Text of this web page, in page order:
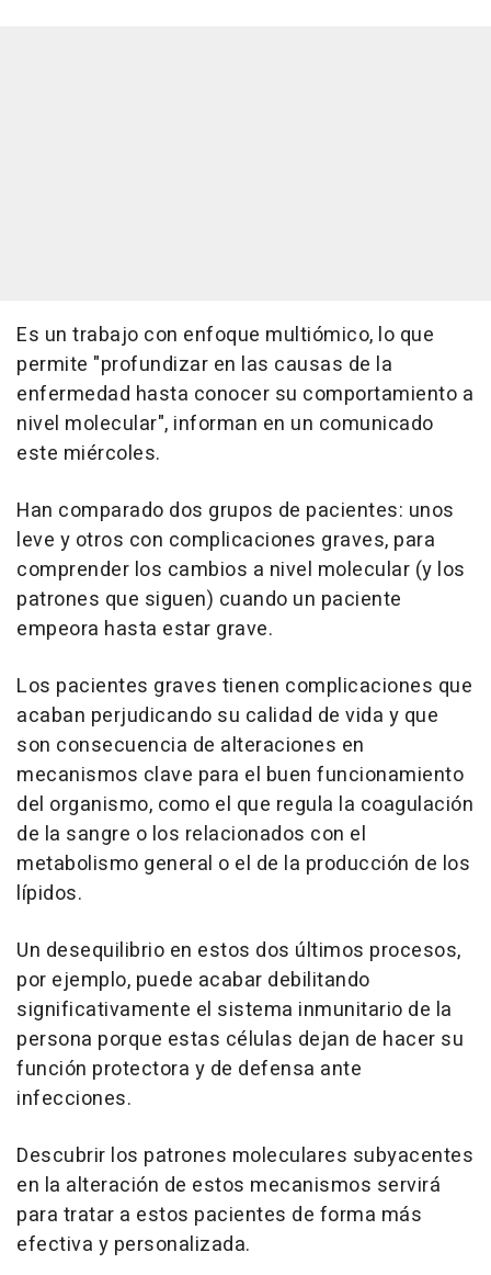
Es un trabajo con enfoque multiómico, lo que
permite "profundizar en las causas de la
enfermedad hasta conocer su comportamiento a
nivel molecular", informan en un comunicado
este miércoles.
Han comparado dos grupos de pacientes: unos
leve y otros con complicaciones graves, para
comprender los cambios a nivel molecular (y los
patrones que siguen) cuando un paciente
empeora hasta estar grave.
Los pacientes graves tienen complicaciones que
acaban perjudicando su calidad de vida y que
son consecuencia de alteraciones en
mecanismos clave para el buen funcionamiento
del organismo, como el que regula la coagulación
de la sangre o los relacionados con el
metabolismo general o el de la producción de los
lípidos.
Un desequilibrio en estos dos últimos procesos,
por ejemplo, puede acabar debilitando
significativamente el sistema inmunitario de la
persona porque estas células dejan de hacer su
función protectora y de defensa ante
infecciones.
Descubrir los patrones moleculares subyacentes
en la alteración de estos mecanismos servirá
para tratar a estos pacientes de forma más
efectiva y personalizada.